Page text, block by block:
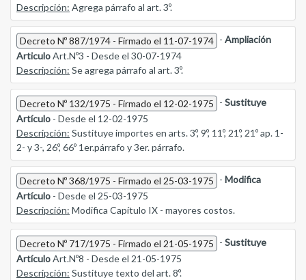
Descripción: Agrega párrafo al art. 3º.
Decreto Nº 887/1974 - Firmado el 11-07-1974 - Ampliación
ArticuloArt.Nº3 - Desde el 30-07-1974
Descripción: Se agrega párrafo al art. 3º.
Decreto Nº 132/1975 - Firmado el 12-02-1975 - Sustituye
Artículo - Desde el 12-02-1975
Descripción: Sustituye importes en arts. 3º, 9º, 11º, 21º, 21º ap. 1-
2- y 3-, 26º, 66º 1er.párrafo y 3er. párrafo.
Decreto Nº 368/1975 - Firmado el 25-03-1975 - Modifica
Artículo - Desde el 25-03-1975
Descripción: Modifica Capítulo IX - mayores costos.
Decreto Nº 717/1975 - Firmado el 21-05-1975 - Sustituye
ArtículoArt.Nº8 - Desde el 21-05-1975
Descripción: Sustituye texto del art. 8º.